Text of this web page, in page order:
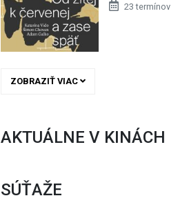
23 termínov
ZOBRAZIŤ VIAC
AKTUÁLNE V KINÁCH
SÚŤAŽE